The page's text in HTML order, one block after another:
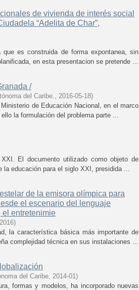
de vivienda de interés social
“Adelita de Char”,
que es construida de forma expontanea, sin
en esta presentacion se pretende ...
/
del Caribe., 2016-05-18)
de Educación Nacional, en el marco
la formulación del problema parte ...
El documento utilizado como objeto de
la educación para el siglo XXI, presidida ...
de la emisora olímpica para
el escenario del lenguaje
el entretenimie
2016)
la característica básica más importante de
complejidad técnica en sus instalaciones ...
del Caribe, 2014-01)
formas y modelos, ha incorporado nuevas